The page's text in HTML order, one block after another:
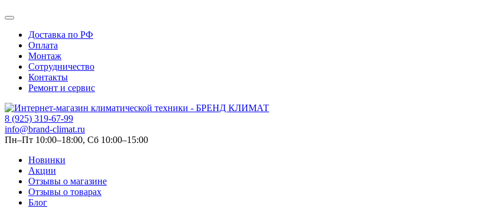
Доставка по РФ
Оплата
Монтаж
Сотрудничество
Контакты
Ремонт и сервис
8 (925) 319-67-99
info@brand-climat.ru
Пн–Пт 10:00–18:00, Сб 10:00–15:00
Новинки
Акции
Отзывы о магазине
Отзывы о товарах
Блог